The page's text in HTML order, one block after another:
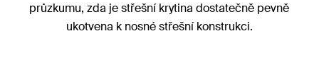
průzkumu, zda je střešní krytina dostatečně pevně
ukotvena k nosné střešní konstrukci.